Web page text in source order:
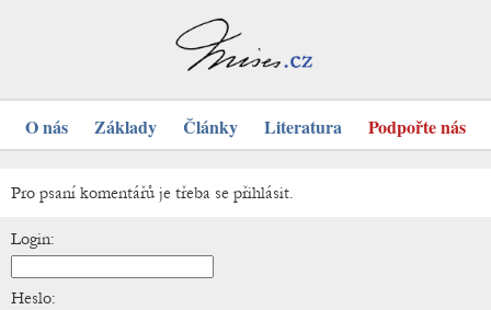
O nás Základy Články Literatura Podpořte nás
Pro psaní komentářů je třeba se přihlásit.
Login:
Heslo: